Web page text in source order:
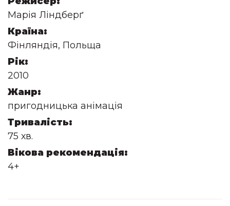
Марія Ліндберґ
Країна:
Фінляндія, Польща
Рік:
2010
Жанр:
пригодницька анімація
Тривалість:
75 хв.
Вікова рекомендація:
4+